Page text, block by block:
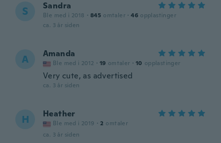
S Sandra
Ble med i 2018 · 845 omtaler · 46 opplastinger
ca. 3 år siden
A Amanda
Ble med i 2012 · 19 omtaler · 10 opplastinger
Very cute, as advertised
ca. 3 år siden
H Heather
Ble med i 2019 · 2 omtaler
ca. 3 år siden